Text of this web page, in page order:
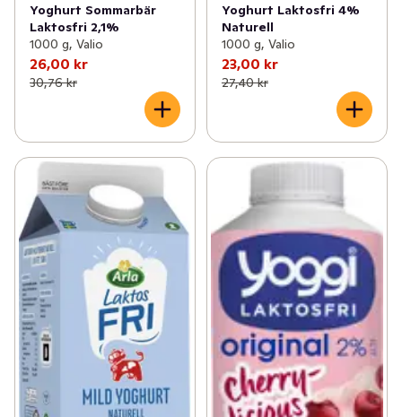
Yoghurt Sommarbär
Laktosfri 2,1%
1000 g, Valio
26,00 kr
30,76 kr
Yoghurt Laktosfri 4%
Naturell
1000 g, Valio
23,00 kr
27,40 kr